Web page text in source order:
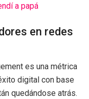
a papá
en redes
es una métrica
digital con base
quedándose atrás.